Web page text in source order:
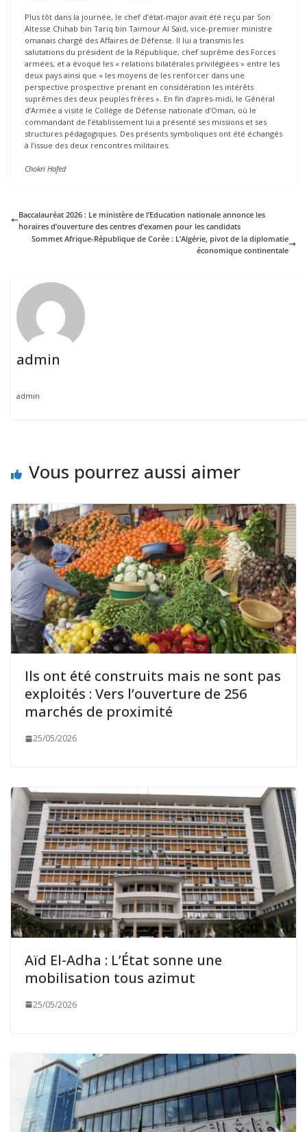
Plus tôt dans la journée, le chef d’état-major avait été reçu par Son
Altesse Chihab bin Tariq bin Taimour Al Saïd, vice-premier ministre
omanais chargé des Affaires de Défense. Il lui a transmis les
salutations du président de la République, chef suprême des Forces
armées, et a évoqué les « relations bilatérales privilégiées » entre les
deux pays ainsi que « les moyens de les renforcer dans une
perspective prospective prenant en considération les intérêts
suprêmes des deux peuples frères ». En fin d’après-midi, le Général
d’Armée a visité le Collège de Défense nationale d’Oman, où le
commandant de l’établissement lui a présenté ses missions et ses
structures pédagogiques. Des présents symboliques ont été échangés
à l’issue des deux rencontres militaires.
Chokri Hafed
Baccalauréat 2026 : Le ministère de l’Education nationale annonce les
horaires d’ouverture des centres d’examen pour les candidats
Sommet Afrique-République de Corée : L’Algérie, pivot de la diplomatie
économique continentale
admin
admin
Vous pourrez aussi aimer
Ils ont été construits mais ne sont pas
exploités : Vers l’ouverture de 256
marchés de proximité
25/05/2026
Aïd El-Adha : L’État sonne une
mobilisation tous azimut
25/05/2026